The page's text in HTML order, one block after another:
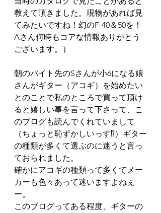
教えて頂きました。現物があれば見
てみたいですね！幻のF-40＆50を！
Aさん何時もコアな情報ありがとう
ございます。）
朝のバイト先のSさんが小6になる娘
さんがギター（アコギ）を始めたい
とのことで私のところで買って頂け
ると嬉しい事を言って下さって、こ
のブログも読んでくれていまして
（ちょっと恥ずかしいっす⁉）ギター
の種類が多くて選ぶのに迷うと言っ
ておられました。
確かにアコギの種類って多くてメー
カーも色々あって迷いますよねぇ
ー。
このブログってある程度、ギターの